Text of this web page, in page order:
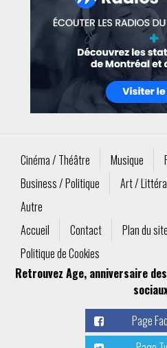
Cinéma / Théâtre Musique
Business / Politique
Art /
Autre
Accueil
Contact Plan du site
Politique de Cookies
Retrouvez Age, anniversaire
Page